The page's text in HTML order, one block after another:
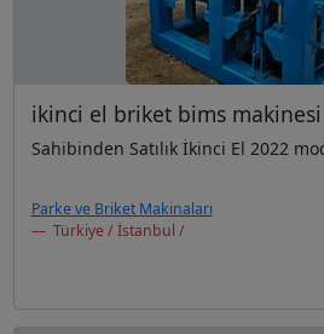
ikinci el briket bims makinesi
Sahibinden Satılık İkinci El 2022
Parke ve Briket Makinaları
Türkiye / İstanbul /